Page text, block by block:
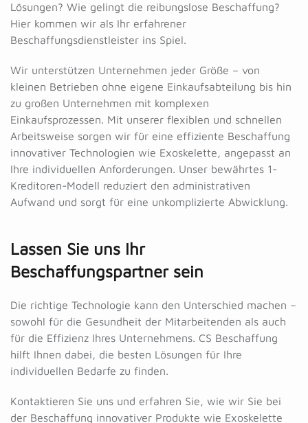
Lösungen? Wie gelingt die reibungslose Beschaffung?
Hier kommen wir als Ihr erfahrener
Beschaffungsdienstleister ins Spiel.
Wir unterstützen Unternehmen jeder Größe – von
kleinen Betrieben ohne eigene Einkaufsabteilung bis hin
zu großen Unternehmen mit komplexen
Einkaufsprozessen. Mit unserer flexiblen und schnellen
Arbeitsweise sorgen wir für eine effiziente Beschaffung
innovativer Technologien wie Exoskelette, angepasst an
Ihre individuellen Anforderungen. Unser bewährtes 1-
Kreditoren-Modell reduziert den administrativen
Aufwand und sorgt für eine unkomplizierte Abwicklung.
Lassen Sie uns Ihr
Beschaffungspartner sein
Die richtige Technologie kann den Unterschied machen –
sowohl für die Gesundheit der Mitarbeitenden als auch
für die Effizienz Ihres Unternehmens. CS Beschaffung
hilft Ihnen dabei, die besten Lösungen für Ihre
individuellen Bedarfe zu finden.
Kontaktieren Sie uns und erfahren Sie, wie wir Sie bei
der Beschaffung innovativer Produkte wie Exoskelette